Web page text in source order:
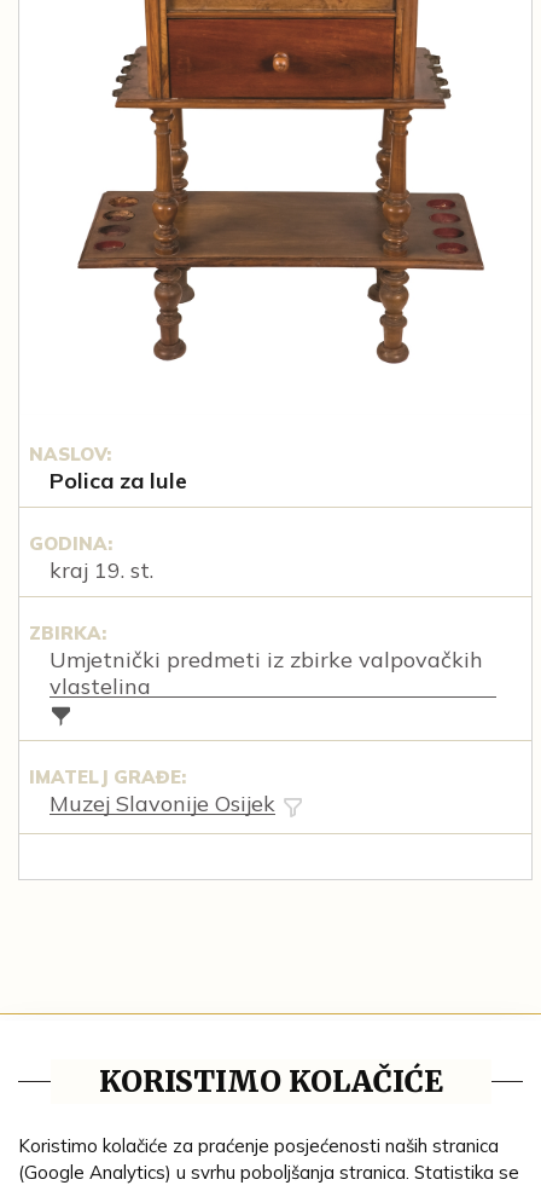
NASLOV:
Polica za lule
GODINA:
kraj 19. st.
ZBIRKA:
Umjetnički predmeti iz zbirke valpovačkih
vlastelina
IMATELJ GRAĐE:
Muzej Slavonije Osijek
Impresum
Ustanove
Lenta vremena
KORISTIMO KOLAČIĆE
Koristimo kolačiće za praćenje posjećenosti naših stranica
(Google Analytics) u svrhu poboljšanja stranica. Statistika se